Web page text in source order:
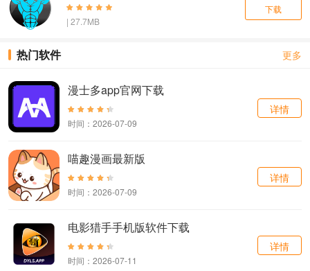
| 27.7MB
下载
热门软件 更多
漫士多app官网下载
时间：2026-07-09
详情
喵趣漫画最新版
时间：2026-07-09
详情
电影猎手手机版软件下载
时间：2026-07-11
详情